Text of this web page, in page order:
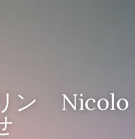
ン　Nicolo